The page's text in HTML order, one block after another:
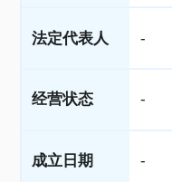
法定代表人 -
经营状态 -
成立日期 -